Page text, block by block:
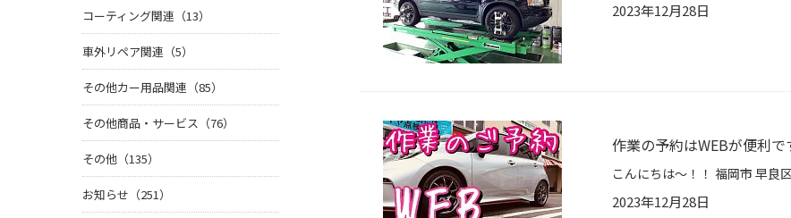
2023年12月28日
作業の予約はWEBが便利で
2023年12月28日
コーティング関連（13）
車外リペア関連（5）
その他カー用品関連（85）
その他商品・サービス（76）
その他（135）
お知らせ（251）